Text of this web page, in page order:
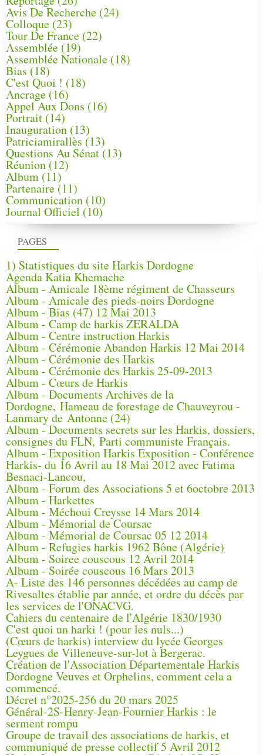
PAGES
1) Statistiques du site Harkis Dordogne
Agenda Katia Khemache
Album - Amicale 18ème régiment de Chasseurs
Album - Amicale des pieds-noirs Dordogne
Album - Bias (47) 12 Mai 2013
Album - Camp de harkis ZERALDA
Album - Centre instruction Harkis
Album - Cérémonie Abandon Harkis 12 Mai 2014
Album - Cérémonie des Harkis
Album - Cérémonie des Harkis 25-09-2013
Album - Cœurs de Harkis
Album - Documents Archives de la
Dordogne, Hameau de forestage de Chauveyrou -
Lanmary de Antonne (24)
Album - Documents secrets sur les Harkis, dossiers,
consignes du FLN, Parti communiste Français.
Album - Exposition Harkis Exposition - Conférence
Harkis- du 16 Avril au 18 Mai 2012 avec Fatima
Besnaci-Lancou,
Album - Forum des Associations 5 et 6octobre 2013
Album - Harkettes
Album - Méchoui Creysse 14 Mars 2014
Album - Mémorial de Coursac
Album - Mémorial de Coursac 05 12 2014
Album - Refugies harkis 1962 Bône (Algérie)
Album - Soiree couscous 12 Avril 2014
Album - Soirée couscous 16 Mars 2013
A- Liste des 146 personnes décédées au camp de
Rivesaltes établie par année, et ordre du décès par
les services de l'ONACVG.
Cahiers du centenaire de l'Algérie 1830/1930
C'est quoi un harki ! (pour les nuls...)
(Cœurs de harkis) interview du lycée Georges
Leygues de Villeneuve-sur-lot à Bergerac.
Création de l'Association Départementale Harkis
Dordogne Veuves et Orphelins, comment cela a
commencé.
Décret n°2025-256 du 20 mars 2025
Général-2S-Henry-Jean-Fournier Harkis : le
serment rompu
Groupe de travail des associations de harkis, et
communiqué de presse collectif 5 Avril 2012
Avis De Recherche (24)
Colloque (23)
Tour De France (22)
Assemblée (19)
Assemblée Nationale (18)
Bias (18)
C'est Quoi ! (18)
Ancrage (16)
Appel Aux Dons (16)
Portrait (14)
Inauguration (13)
Patriciamirallès (13)
Questions Au Sénat(13)
Réunion (12)
Album (11)
Partenaire(11)
Communication (10)
Journal Officiel (10)